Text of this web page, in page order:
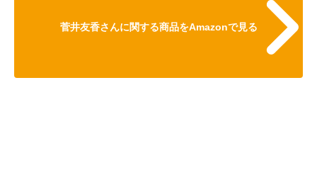
菅井友香さんに関する商品をAmazonで見る